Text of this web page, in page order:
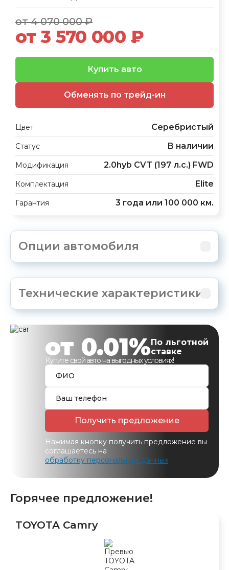
от 4 070 000 ₽
от 3 570 000 ₽
Обменять по трейд-ин
Купить авто
Цвет Серебристый
Статус В наличии
Модификация 2.0hyb CVT (197 л.с.) FWD
Комплектация Elite
Гарантия 3 года или 100 000 км.
Опции автомобиля
Технические характеристики
от 0.01%По льготной
ставке
Купите свой авто на выгодных условиях!
Получить предложение
Нажимая кнопку получить предложение вы
соглашаетесь на
обработку персональных данных
Горячее предложение!
TOYOTA Camry